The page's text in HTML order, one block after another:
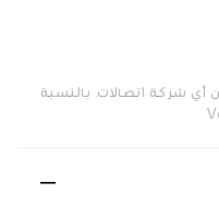
شركة اتصالات. بالنسبة